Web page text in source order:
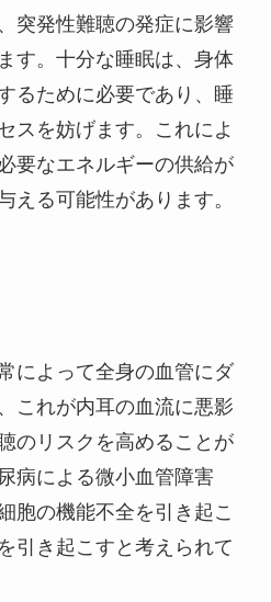
突発性難聴の発症に影響
す。十分な睡眠は、身体
るために必要であり、睡
スを妨げます。これによ
要なエネルギーの供給が
える可能性があります。
によって全身の血管にダ
これが内耳の血流に悪影
のリスクを高めることが
病による微小血管障害
胞の機能不全を引き起こ
引き起こすと考えられて